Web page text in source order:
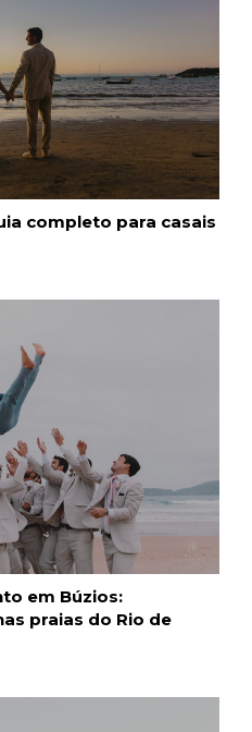
completo para casais
em Búzios:
praias do Rio de